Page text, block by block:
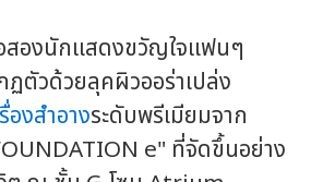
สองนักแสดงขวัญใจแฟนๆ
ตัวด้วยลุคผิวออร่าเปล่ง
องสำอางระดับพรีเมียมจาก
e" ที่จัดขึ้นอย่าง